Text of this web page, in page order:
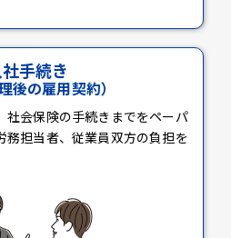
手続き
後の雇用契約）
社会保険の手続きまでをペーパ
務担当者、従業員双方の負担を